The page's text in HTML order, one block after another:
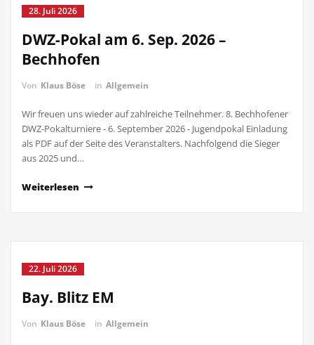
28. Juli 2026
DWZ-Pokal am 6. Sep. 2026 –
Bechhofen
Von Klaus Böse in Allgemein
Wir freuen uns wieder auf zahlreiche Teilnehmer. 8. Bechhofener
DWZ-Pokalturniere - 6. September 2026 - Jugendpokal Einladung
als PDF auf der Seite des Veranstalters. Nachfolgend die Sieger
aus 2025 und…
Weiterlesen
22. Juli 2026
Bay. Blitz EM
Von Klaus Böse in Allgemein